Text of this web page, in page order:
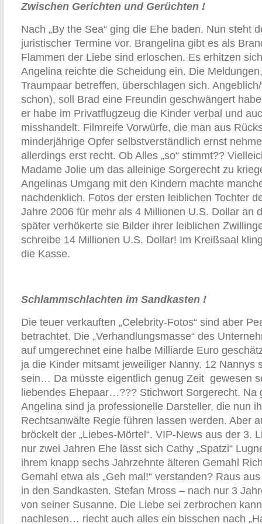
Zwischen Gerichten und Gerüchten !
Nach „By the Sea“ ging die Ehe baden. Nun steht
juristischer Termine vor. Brangelina gibt es als
Flammen der Liebe sind erloschen. Es erhitzen
Angelina reichte die Scheidung ein. Die
Traumpaar betreffen, überschlagen sich.
schon), soll Brad eine Freundin geschwängert
er habe im Privatflugzeug die Kinder verbal und
misshandelt. Filmreife Vorwürfe, die man aus
minderjährige Opfer selbstverständlich ernst
allerdings erst recht. Ob Alles „so“ stimmt??
Madame Jolie um das alleinige Sorgerecht zu
Angelinas Umgang mit den Kindern machte
nachdenklich. Fotos der ersten leiblichen Tochter
Jahre 2006 für mehr als 4 Millionen U.S. Dollar an
später verhökerte sie Bilder ihrer leiblichen
schreibe 14 Millionen U.S. Dollar! Im Kreißsaal
die Kasse.
Schlammschlachten im Sandkasten !
Die teuer verkauften „Celebrity-Fotos“ sind aber
betrachtet. Die „Verhandlungsmasse“ des
auf umgerechnet eine halbe Milliarde Euro
ja die Kinder mitsamt jeweiliger Nanny. 12 Nannys
sein… Da müsste eigentlich genug Zeit gewesen
liebendes Ehepaar…??? Stichwort Sorgerecht. Na
Angelina sind ja professionelle Darsteller, die nun
Rechtsanwälte Regie führen lassen werden. Aber
bröckelt der „Liebes-Mörtel“. VIP-News aus der 3.
nur zwei Jahren Ehe lässt sich Cathy „Spatzi“
ihrem knapp sechs Jahrzehnte älteren Gemahl
Gemahl etwa als „Geh mal!“ verstanden? Raus
in den Sandkasten. Stefan Mross – nach nur 3
von seiner Susanne. Die Liebe sei zerbrochen
nachlesen… riecht auch alles ein bisschen nach